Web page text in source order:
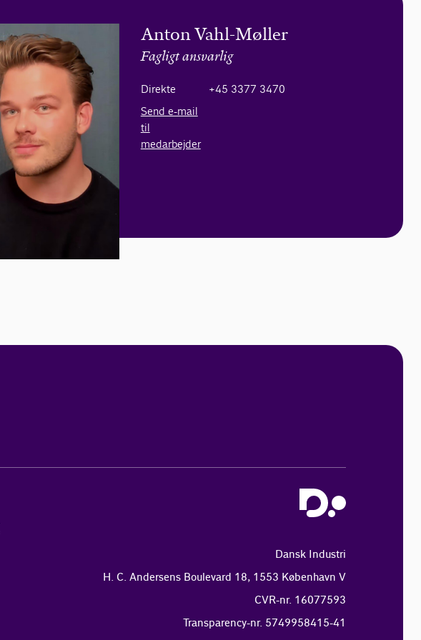
Anton Vahl-Møller
Fagligt ansvarlig
Direkte
+45 3377 3470
Send e-mail
til
medarbejder
Dansk Industri
H. C. Andersens Boulevard 18, 1553 København V
CVR-nr. 16077593
Transparency-nr. 5749958415-41